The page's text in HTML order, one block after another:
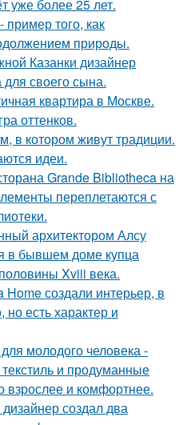
уже более 25 лет.
того, как
природы.
Казанки дизайнер
своего сына.
квартира в Москве.
оттенков.
в котором живут традиции.
идеи.
Grande Bibliotheca на
переплетаются с
архитектором Алсу
в бывшем доме купца
Xviii века.
создали интерьер, в
но есть характер и
молодого человека -
и продуманные
взрослее и комфортнее.
создал два